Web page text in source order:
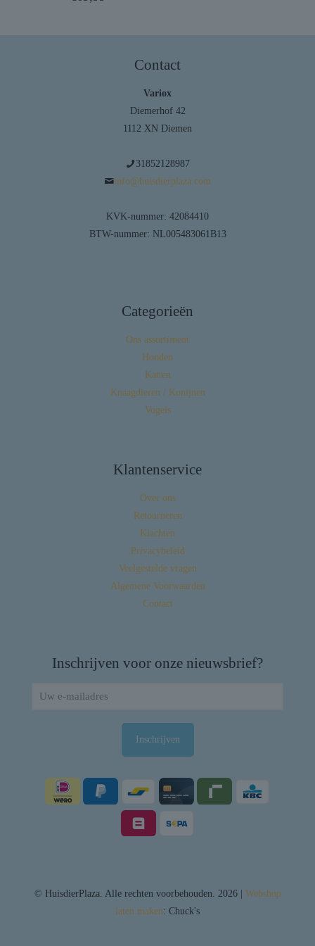
Contact
Variox
Diemerhof 42
1112 XN Diemen
31852128987
info@huisdierplaza.com
KVK-nummer: 42084410
BTW-nummer: NL005483061B13
Categorieën
Ons assortiment
Honden
Katten
Knaagdieren / Konijnen
Vogels
Klantenservice
Over ons
Retourneren
Klachten
Privacybeleid
Veelgestelde vragen
Algemene Voorwaarden
Contact
Inschrijven voor onze nieuwsbrief?
© HuisdierPlaza. Alle rechten voorbehouden. 2026 | Webshop
laten maken: Chuck's